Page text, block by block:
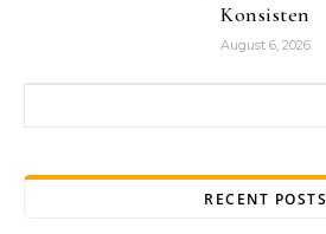
Konsisten
August 6, 2026
RECENT POSTS